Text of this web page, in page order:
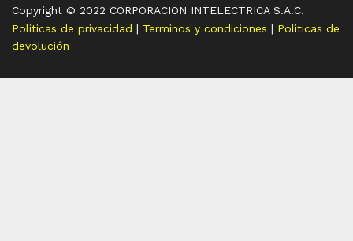
Copyright © 2022 CORPORACION INTELECTRICA S.A.C.
Politicas de privacidad | Terminos y condiciones | Politicas de
devolución